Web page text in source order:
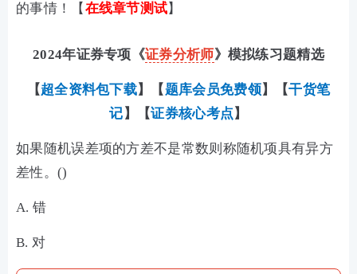
的事情！【 在线章节测试】
2024年证券专项《证券分析师》模拟练习题精选
【超全资料包下载】【题库会员免费领】【干货笔
记 】【证券核心考点 】
如果随机误差项的方差不是常数则称随机项具有异方
差性。()
A. 错
B. 对